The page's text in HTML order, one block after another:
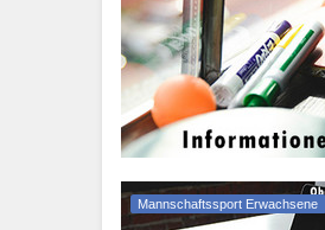
Mannschaftssport Erwachsene